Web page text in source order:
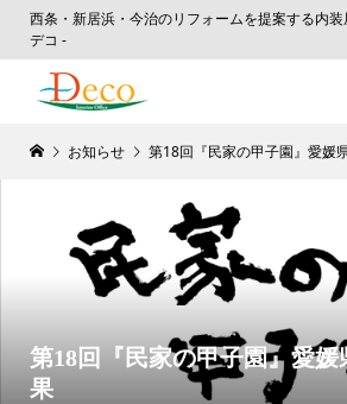
西条・新居浜・今治のリフォームを提案する内
デコ -
お知らせ 第18回『民家の甲子園』愛媛
第18回『民家の甲子園』愛媛
果